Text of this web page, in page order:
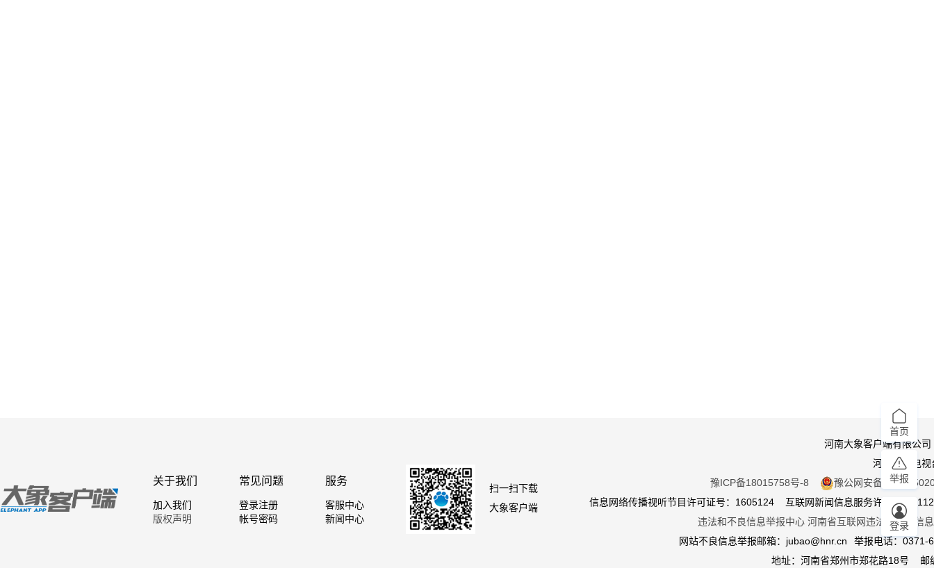
关于我们
加入我们
版权声明
常见问题
登录注册
帐号密码
服务
客服中心
新闻中心
扫一扫下载
大象客户端
河南大象客户端有限公司
河南广播电视
豫ICP备18015758号-8
豫公网安备
信息网络传播视听节目许可证号：1605124 互联网新闻信息服务许可证：
违法和不良信息举报中心 河南省互联网违法和不良信
网站不良信息举报邮箱：jubao@hnr.cn
举报电话：0371-
地址：河南省郑州市郑花路18号 邮
首页
举报
登录